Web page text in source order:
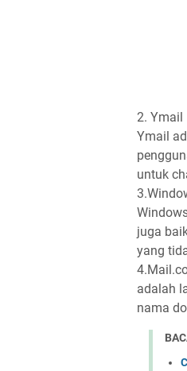
2. Ymail
Ymail
untuk
juga
yang
adalah
nama